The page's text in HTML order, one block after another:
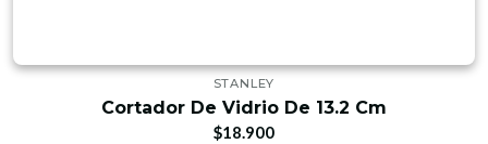
STANLEY
Cortador De Vidrio De 13.2 Cm
$18.900